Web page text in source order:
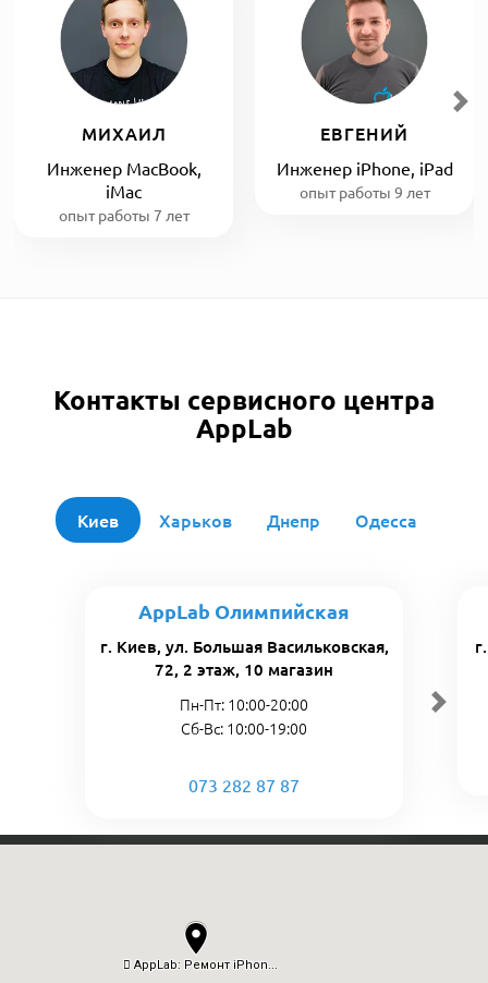
МИХАИЛ
Инженер MacBook,
iMac
опыт работы 7 лет
ЕВГЕНИЙ
Инженер iPhone, iPad
опыт работы 9 лет
Контакты сервисного центра
AppLab
Киев Харьков Днепр Одесса
AppLab Олимпийская
г. Киев, ул. Большая Васильковская,
72, 2 этаж, 10 магазин
Пн-Пт: 10:00-20:00
Сб-Вс: 10:00-19:00
073 282 87 87